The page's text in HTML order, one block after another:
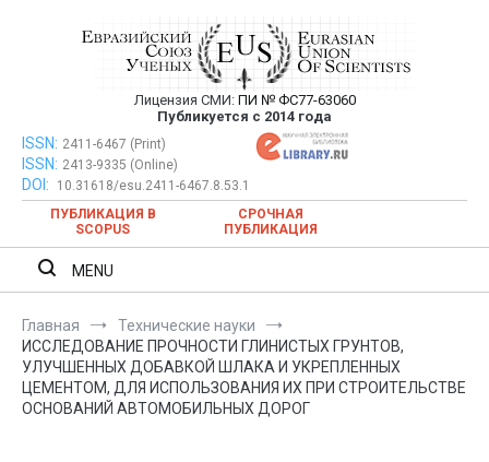
Евразийский Союз Ученых —
публикация научных статей в
ежемесячном научном журнале
Лицензия СМИ: ПИ № ФС77-63060
Публикуется с 2014 года
Евразийский Союз Ученых — публикация научных статей в
ежемесячном научном журнале
ISSN: 2411-6467 (Print)
ISSN: 2413-9335 (Online)
DOI:
10.31618/esu.2411-6467.8.53.1
ПУБЛИКАЦИЯ В
SCOPUS
СРОЧНАЯ
ПУБЛИКАЦИЯ
MENU
Главная
Технические науки
ИССЛЕДОВАНИЕ ПРОЧНОСТИ ГЛИНИСТЫХ ГРУНТОВ,
УЛУЧШЕННЫХ ДОБАВКОЙ ШЛАКА И УКРЕПЛЕННЫХ
ЦЕМЕНТОМ, ДЛЯ ИСПОЛЬЗОВАНИЯ ИХ ПРИ СТРОИТЕЛЬСТВЕ
ОСНОВАНИЙ АВТОМОБИЛЬНЫХ ДОРОГ